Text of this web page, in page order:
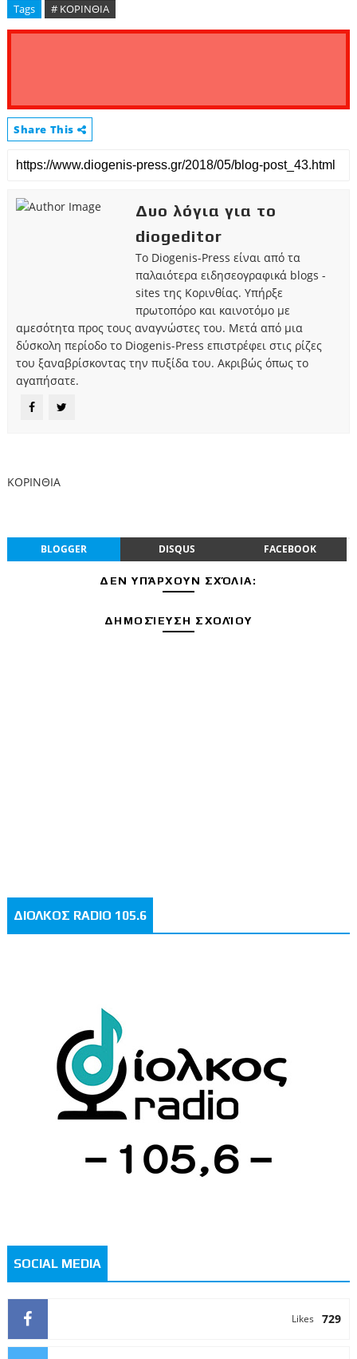
Tags # ΚΟΡΙΝΘΙΑ
Share This
Δυο λόγια για το
diogeditor
Το Diogenis-Press είναι από τα
παλαιότερα ειδησεογραφικά blogs -
sites της Κορινθίας. Υπήρξε
πρωτοπόρο και καινοτόμο με
αμεσότητα προς τους αναγνώστες του. Μετά από μια
δύσκολη περίοδο το Diogenis-Press επιστρέφει στις ρίζες
του ξαναβρίσκοντας την πυξίδα του. Ακριβώς όπως το
αγαπήσατε.
ΚΟΡΙΝΘΙΑ
BLOGGER DISQUS FACEBOOK
ΔΕΝ ΥΠΆΡΧΟΥΝ ΣΧΌΛΙΑ:
ΔΗΜΟΣΊΕΥΣΗ ΣΧΟΛΊΟΥ
ΔΙΟΛΚΟΣ RADIO 105.6
SOCIAL MEDIA
729
Likes